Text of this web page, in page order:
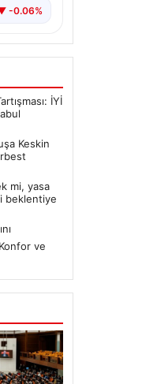
-0.06%
İYİ
Keskin
mi, yasa
beklentiye
ve